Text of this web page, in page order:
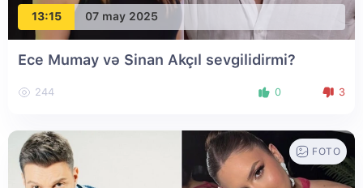
13:15 07 may 2025
Ece Mumay və Sinan Akçıl sevgilidirmi?
244 0 3
FOTO